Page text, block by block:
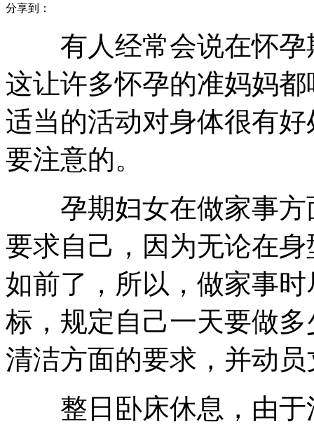
分享到：
有人经常会说在怀孕
这让许多怀孕的准妈妈
适当的活动对身体很有
要注意的。
孕期妇女在做家事方
要求自己，因为无论在
如前了，所以，做家事
标，规定自己一天要做
清洁方面的要求，并动
整日卧床休息，由于